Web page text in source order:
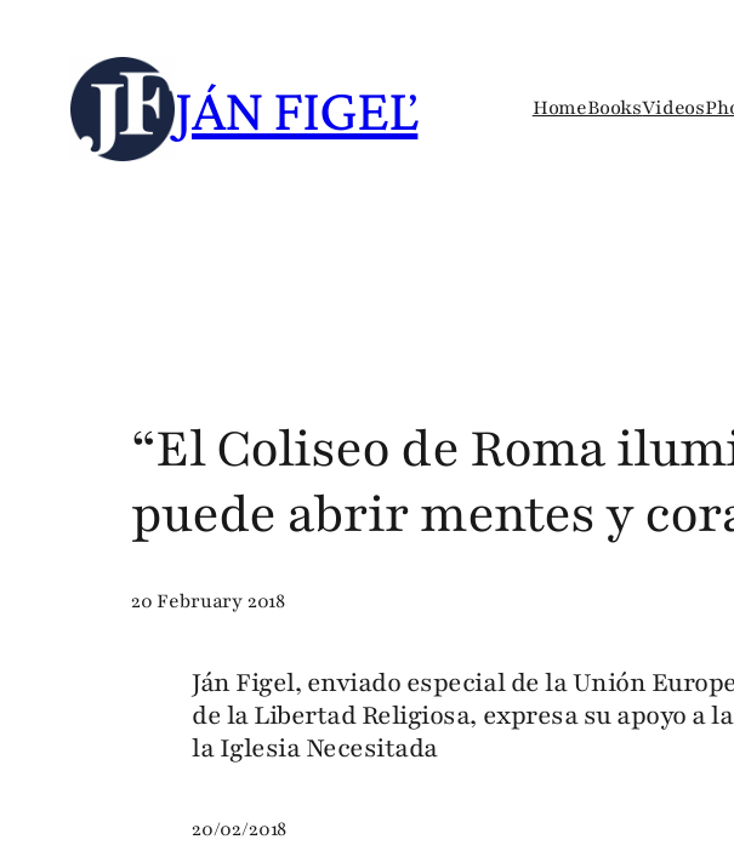
content
JÁN FIGEĽ HomeBooksVideos
“El Coliseo de Roma
puede abrir mentes y
20 February 2018
Ján Figel, enviado especial de la Unión
de la Libertad Religiosa, expresa su apoyo a
la Iglesia Necesitada
20/02/2018